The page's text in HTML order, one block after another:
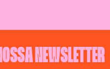
NEWSLETTER